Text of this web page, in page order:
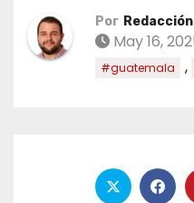
Por Redacción
May 16,
#guatemala ,